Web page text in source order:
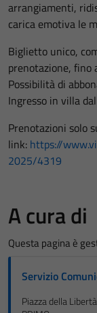
arrangiamenti,
carica emotiva le
Biglietto unico,
prenotazione, fino
Possibilità di
Ingresso in villa
Prenotazioni solo
link: https://
2025/4319
A cura di
Questa pagina è
Servizio
Piazza della